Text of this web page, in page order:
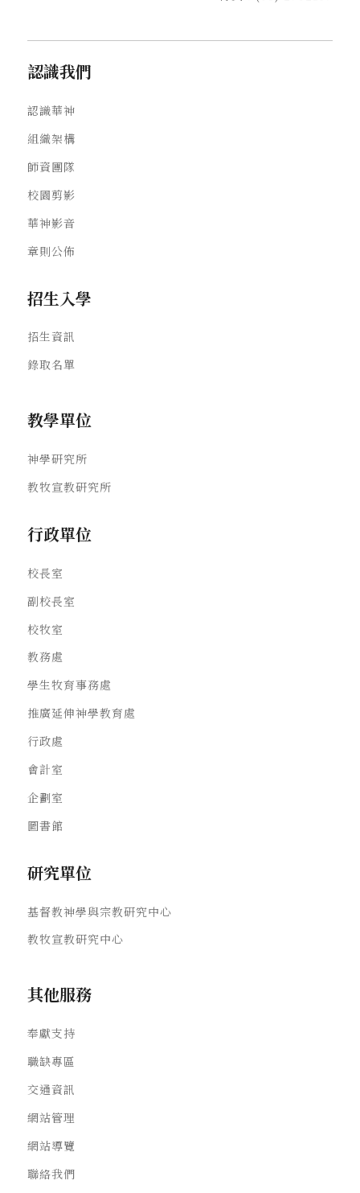
認識我們
認識華神
組織架構
師資團隊
校園剪影
華神影音
章則公佈
招生入學
招生資訊
錄取名單
教學單位
神學研究所
教牧宣教研究所
行政單位
校長室
副校長室
校牧室
教務處
學生牧育事務處
推廣延伸神學教育處
行政處
會計室
企劃室
圖書館
研究單位
基督教神學與宗教研究中心
教牧宣教研究中心
其他服務
奉獻支持
職缺專區
交通資訊
網站管理
網站導覽
聯絡我們